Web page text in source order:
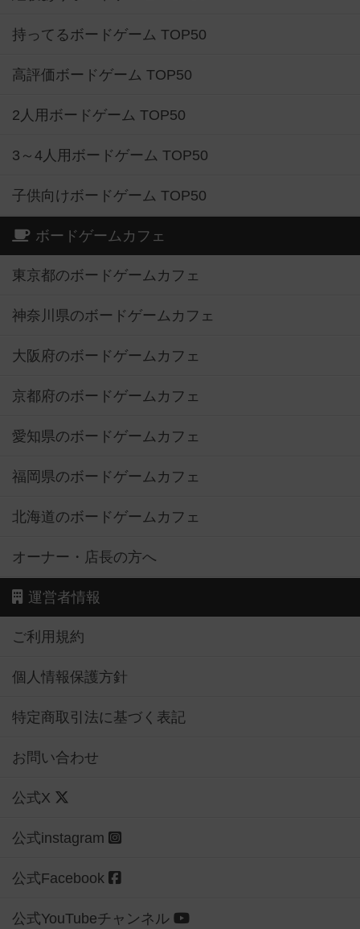
持ってるボードゲーム TOP50
高評価ボードゲーム TOP50
2人用ボードゲーム TOP50
3～4人用ボードゲーム TOP50
子供向けボードゲーム TOP50
ボードゲームカフェ
東京都のボードゲームカフェ
神奈川県のボードゲームカフェ
大阪府のボードゲームカフェ
京都府のボードゲームカフェ
愛知県のボードゲームカフェ
福岡県のボードゲームカフェ
北海道のボードゲームカフェ
オーナー・店長の方へ
運営者情報
ご利用規約
個人情報保護方針
特定商取引法に基づく表記
お問い合わせ
公式X
公式instagram
公式Facebook
公式YouTubeチャンネル